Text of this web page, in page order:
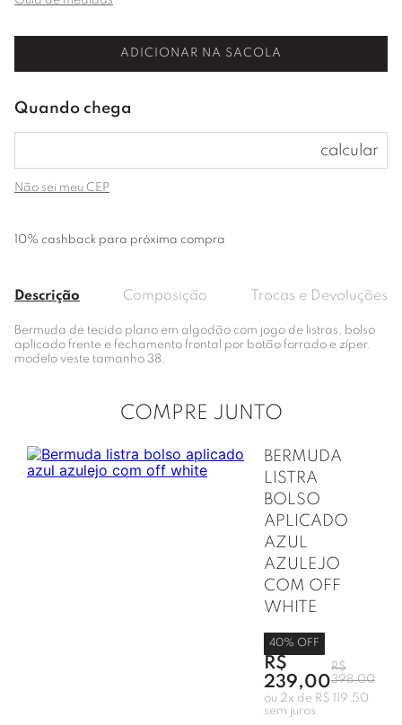
ADICIONAR NA SACOLA
Não sei meu CEP
10% cashback para próxima compra
Descrição Composição Trocas e Devoluções
Bermuda de tecido plano em algodão com jogo de listras, bolso
aplicado frente e fechamento frontal por botão forrado e zíper.
modelo veste tamanho 38.
COMPRE JUNTO
BERMUDA
LISTRA
BOLSO
APLICADO
AZUL
AZULEJO
COM OFF
WHITE
40% OFF
R$
239,00
R$
398,00
ou 2x de R$ 119,50
sem juros